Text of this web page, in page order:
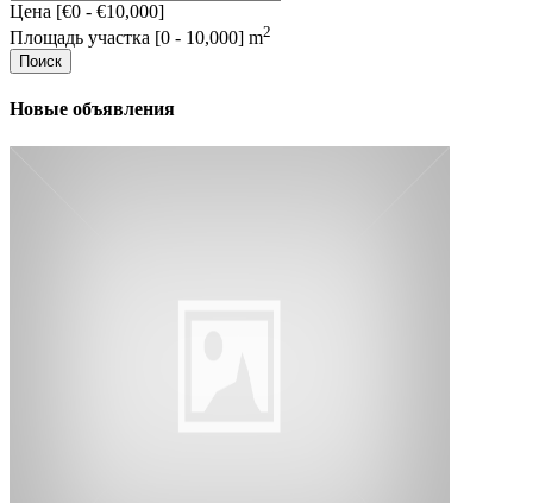
Цена [€0 - €10,000]
Площадь участка [0 - 10,000] m2
Поиск
Новые объявления